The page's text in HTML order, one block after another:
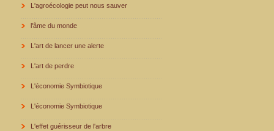
L'agroécologie peut nous sauver
l'âme du monde
L'art de lancer une alerte
L'art de perdre
L'économie Symbiotique
L'économie Symbiotique
L'effet guérisseur de l'arbre